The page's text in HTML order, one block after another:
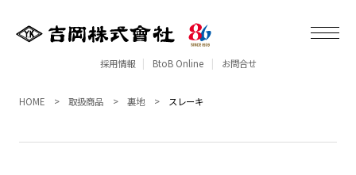
採用情報 BtoB Online お問合せ
HOME 取扱商品 裏地 スレーキ